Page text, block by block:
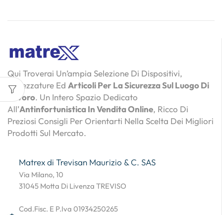
Qui Troverai Un’ampia Selezione Di Dispositivi,
Attrezzature Ed Articoli Per La Sicurezza Sul Luogo Di
Lavoro. Un Intero Spazio Dedicato
All’Antinfortunistica In Vendita Online, Ricco Di
Preziosi Consigli Per Orientarti Nella Scelta Dei Migliori
Prodotti Sul Mercato.
Matrex di Trevisan Maurizio & C. SAS
Via Milano, 10
31045 Motta Di Livenza TREVISO
Cod.Fisc. E P.Iva 01934250265